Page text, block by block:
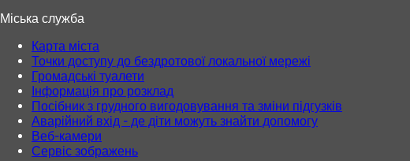
Міська служба
Карта міста
Точки доступу до бездротової локальної мережі
Громадські туалети
Інформація про розклад
Посібник з грудного вигодовування та зміни підгузків
Аварійний вхід - де діти можуть знайти допомогу
Веб-камери
Сервіс зображень